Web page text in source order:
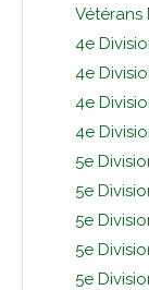
Vétérans
4e
4e
4e
4e
5e
5e
5e
5e
5e